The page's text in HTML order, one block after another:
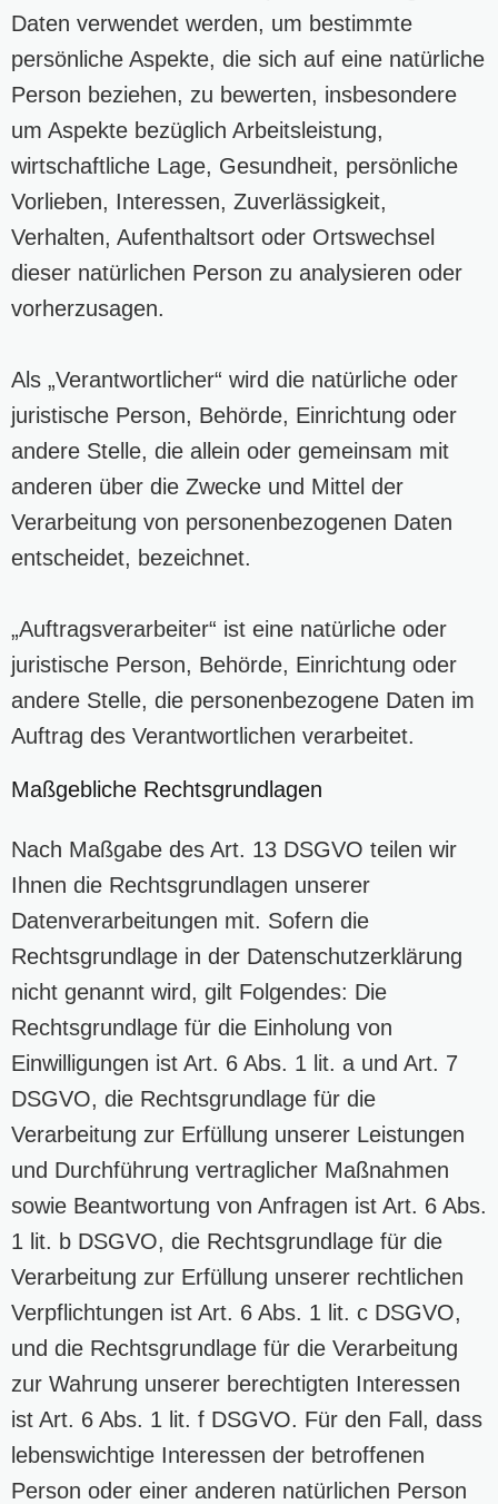
Daten verwendet werden, um bestimmte
persönliche Aspekte, die sich auf eine natürliche
Person beziehen, zu bewerten, insbesondere
um Aspekte bezüglich Arbeitsleistung,
wirtschaftliche Lage, Gesundheit, persönliche
Vorlieben, Interessen, Zuverlässigkeit,
Verhalten, Aufenthaltsort oder Ortswechsel
dieser natürlichen Person zu analysieren oder
vorherzusagen.
Als „Verantwortlicher“ wird die natürliche oder
juristische Person, Behörde, Einrichtung oder
andere Stelle, die allein oder gemeinsam mit
anderen über die Zwecke und Mittel der
Verarbeitung von personenbezogenen Daten
entscheidet, bezeichnet.
„Auftragsverarbeiter“ ist eine natürliche oder
juristische Person, Behörde, Einrichtung oder
andere Stelle, die personenbezogene Daten im
Auftrag des Verantwortlichen verarbeitet.
Maßgebliche Rechtsgrundlagen
Nach Maßgabe des Art. 13 DSGVO teilen wir
Ihnen die Rechtsgrundlagen unserer
Datenverarbeitungen mit. Sofern die
Rechtsgrundlage in der Datenschutzerklärung
nicht genannt wird, gilt Folgendes: Die
Rechtsgrundlage für die Einholung von
Einwilligungen ist Art. 6 Abs. 1 lit. a und Art. 7
DSGVO, die Rechtsgrundlage für die
Verarbeitung zur Erfüllung unserer Leistungen
und Durchführung vertraglicher Maßnahmen
sowie Beantwortung von Anfragen ist Art. 6 Abs.
1 lit. b DSGVO, die Rechtsgrundlage für die
Verarbeitung zur Erfüllung unserer rechtlichen
Verpflichtungen ist Art. 6 Abs. 1 lit. c DSGVO,
und die Rechtsgrundlage für die Verarbeitung
zur Wahrung unserer berechtigten Interessen
ist Art. 6 Abs. 1 lit. f DSGVO. Für den Fall, dass
lebenswichtige Interessen der betroffenen
Person oder einer anderen natürlichen Person